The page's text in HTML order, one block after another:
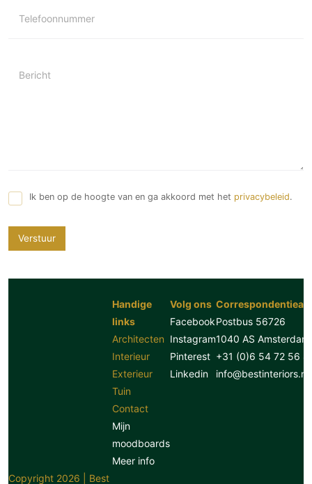
Telefoonnummer
Bericht
Ik ben op de hoogte van en ga akkoord met het privacybeleid.
Verstuur
Handige
links
Architecten
Interieur
Exterieur
Tuin
Contact
Mijn
moodboards
Meer info
Volg ons
Facebook
Instagram
Pinterest
Linkedin
Postbus 56726
1040 AS Amsterdam
+31 (0)6 54 72 56
info@bestinteriors.nl
Copyright 2026 | Best